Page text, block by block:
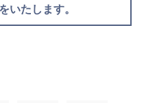
いたします。